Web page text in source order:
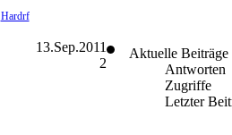
Hardrf
13.Sep.2011
2
Aktuelle Beiträge
Antworten
Zugriffe
Letzter